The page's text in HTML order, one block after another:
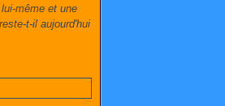
même et une
t-il aujourd'hui